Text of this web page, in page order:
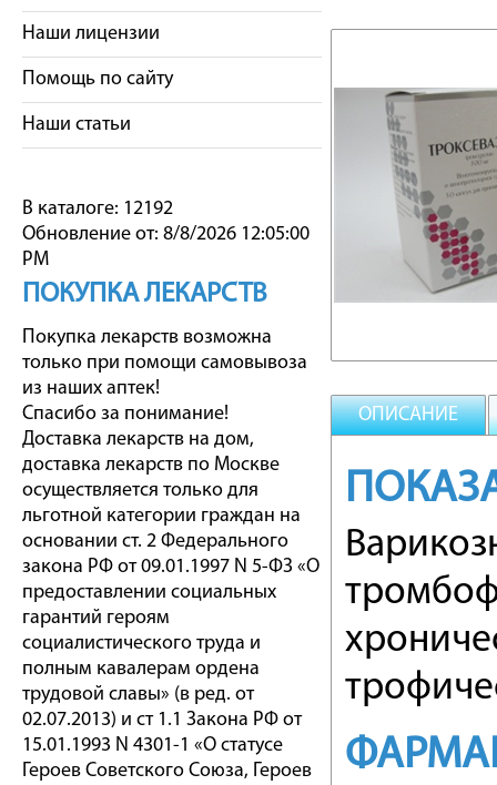
Наши лицензии
Помощь по сайту
Наши статьи
В каталоге: 12192
Обновление от: 8/8/2026 12:05:00
PM
ПОКУПКА ЛЕКАРСТВ
Покупка лекарств возможна
только при помощи самовывоза
из наших аптек!
Спасибо за понимание!
Доставка лекарств на дом,
доставка лекарств по Москве
осуществляется только для
льготной категории граждан на
основании ст. 2 Федерального
закона РФ от 09.01.1997 N 5-ФЗ «О
предоставлении социальных
гарантий героям
социалистического труда и
полным кавалерам ордена
трудовой славы» (в ред. от
02.07.2013) и ст 1.1 Закона РФ от
15.01.1993 N 4301-1 «О статусе
Героев Советского Союза, Героев
ОПИСАНИЕ